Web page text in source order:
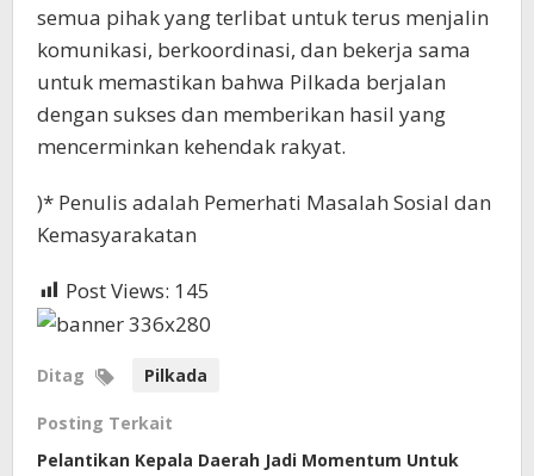
semua pihak yang terlibat untuk terus menjalin
komunikasi, berkoordinasi, dan bekerja sama
untuk memastikan bahwa Pilkada berjalan
dengan sukses dan memberikan hasil yang
mencerminkan kehendak rakyat.
)* Penulis adalah Pemerhati Masalah Sosial dan
Kemasyarakatan
Post Views: 145
Ditag Pilkada
Posting Terkait
Pelantikan Kepala Daerah Jadi Momentum Untuk